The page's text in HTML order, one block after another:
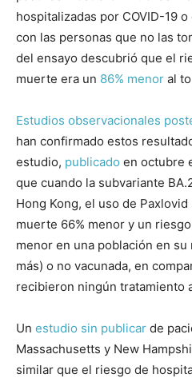
hospitalizadas por COVID-19
con las personas que no las
del ensayo descubrió que el
muerte era un 86% menor al
Estudios observacionales
han confirmado estos
estudio, publicado en octubre
que cuando la subvariante
Hong Kong, el uso de
muerte 66% menor y un
menor en una población en su
más) o no vacunada, en
recibieron ningún tratamiento
Un estudio sin publicar de
Massachusetts y New
similar que el riesgo de